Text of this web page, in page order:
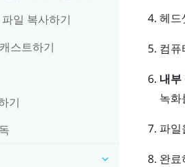
일 복사하기
스트하기
기
헤드
컴퓨
내부
녹화
파일
완료